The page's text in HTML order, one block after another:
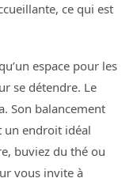
ce qui est
espace pour les
se détendre. Le
Son balancement
un endroit idéal
buviez du thé ou
vous invite à